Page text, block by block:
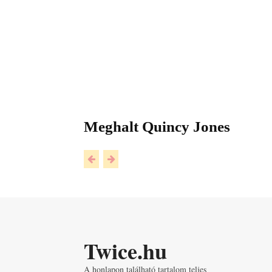
Meghalt Quincy Jones
Twice.hu
A honlapon található tartalom teljes